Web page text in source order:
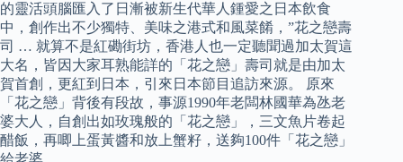
的靈活頭腦匯入了日漸被新生代華人鍾愛之日本飲食
中，創作出不少獨特、美味之港式和風菜餚，”花之戀壽
司 … 就算不是紅磡街坊，香港人也一定聽聞過加太賀這
大名，皆因大家耳熟能詳的「花之戀」壽司就是由加太
賀首創，更紅到日本，引來日本節目追訪來源。 原來
「花之戀」背後有段故，事源1990年老闆林國華為氹老
婆大人，自創出如玫瑰般的「花之戀」，三文魚片卷起
醋飯，再唧上蛋黃醬和放上蟹籽，送夠100件「花之戀」